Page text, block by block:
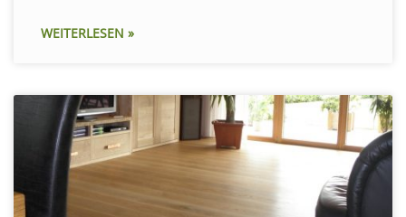
WEITERLESEN »